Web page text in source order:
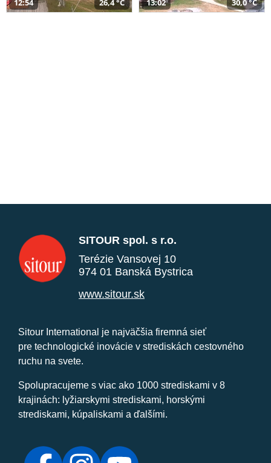
12:54 26,4 °C 13:02 30,0 °C
SITOUR spol. s r.o.
Terézie Vansovej 10
974 01 Banská Bystrica
www.sitour.sk
Sitour International je najväčšia firemná sieť
pre technologické inovácie v strediskách cestovného
ruchu na svete.
Spolupracujeme s viac ako 1000 strediskami v 8
krajinách: lyžiarskymi strediskami, horskými
strediskami, kúpaliskami a ďalšími.